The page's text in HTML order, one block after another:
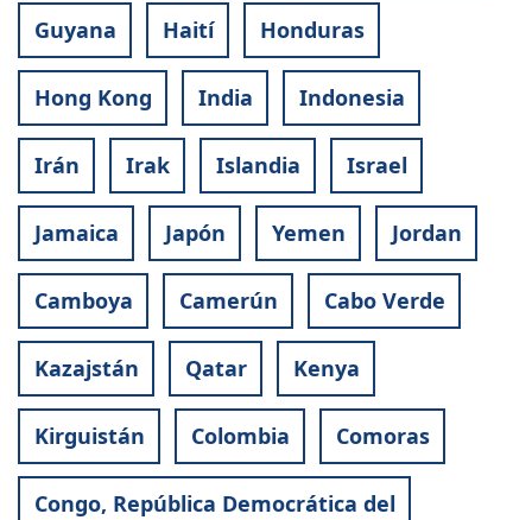
Guyana Haití Honduras
Hong Kong India Indonesia
Irán Irak Islandia Israel
Jamaica Japón Yemen Jordan
Camboya Camerún Cabo Verde
Kazajstán Qatar Kenya
Kirguistán Colombia Comoras
Congo, República Democrática del